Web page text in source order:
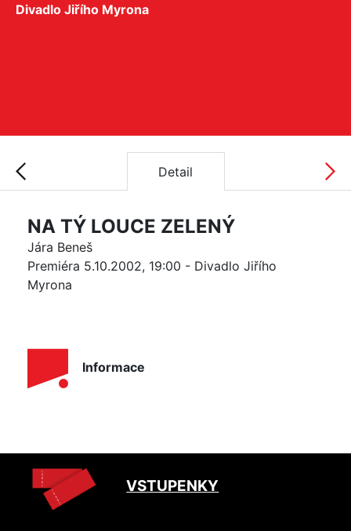
Divadlo Jiřího Myrona
Detail
NA TÝ LOUCE ZELENÝ
Jára Beneš
Premiéra 5.10.2002, 19:00 - Divadlo Jiřího
Myrona
Informace
VSTUPENKY